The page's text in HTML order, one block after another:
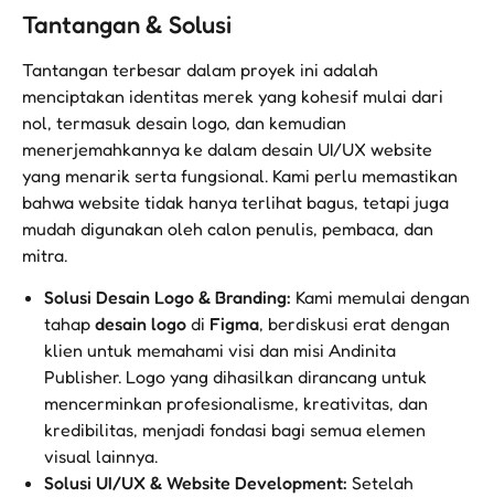
Tantangan & Solusi
Tantangan terbesar dalam proyek ini adalah
menciptakan identitas merek yang kohesif mulai dari
nol, termasuk desain logo, dan kemudian
menerjemahkannya ke dalam desain UI/UX website
yang menarik serta fungsional. Kami perlu memastikan
bahwa website tidak hanya terlihat bagus, tetapi juga
mudah digunakan oleh calon penulis, pembaca, dan
mitra.
Solusi Desain Logo & Branding: Kami memulai dengan
tahap desain logo di Figma, berdiskusi erat dengan
klien untuk memahami visi dan misi Andinita
Publisher. Logo yang dihasilkan dirancang untuk
mencerminkan profesionalisme, kreativitas, dan
kredibilitas, menjadi fondasi bagi semua elemen
visual lainnya.
Solusi UI/UX & Website Development: Setelah